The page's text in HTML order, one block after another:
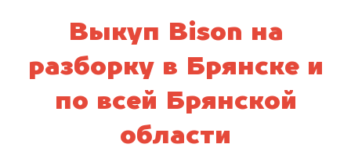
Выкуп Bison на
разборку в Брянске и
по всей Брянской
области